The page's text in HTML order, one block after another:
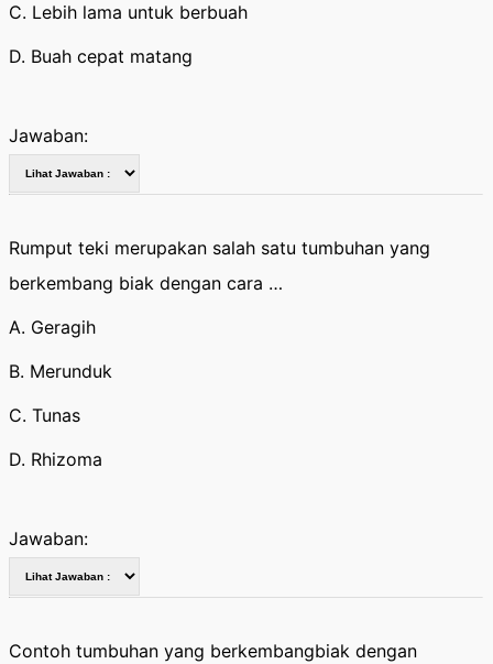
C. Lebih lama untuk berbuah
D. Buah cepat matang
Jawaban:
Rumput teki merupakan salah satu tumbuhan yang
berkembang biak dengan cara …
A. Geragih
B. Merunduk
C. Tunas
D. Rhizoma
Jawaban:
Contoh tumbuhan yang berkembangbiak dengan